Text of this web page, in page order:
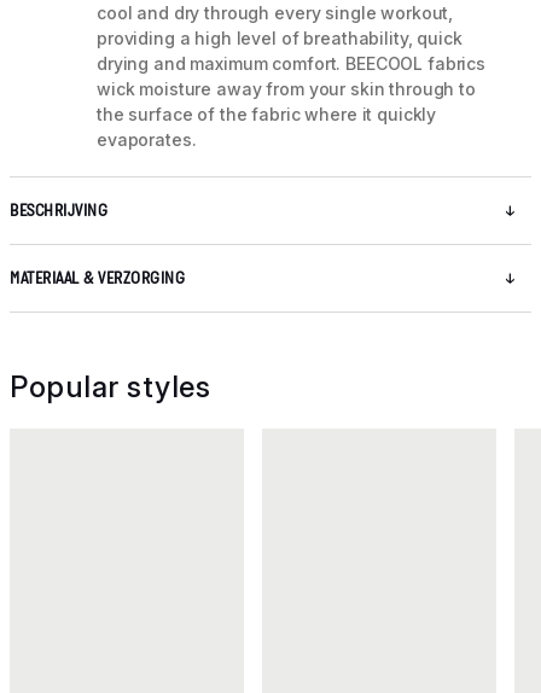
cool and dry through every single workout,
providing a high level of breathability, quick
drying and maximum comfort. BEECOOL fabrics
wick moisture away from your skin through to
the surface of the fabric where it quickly
evaporates.
BESCHRIJVING
MATERIAAL & VERZORGING
Popular styles